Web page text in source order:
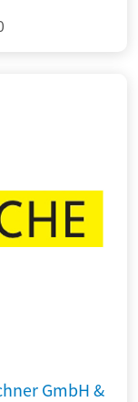
GmbH &